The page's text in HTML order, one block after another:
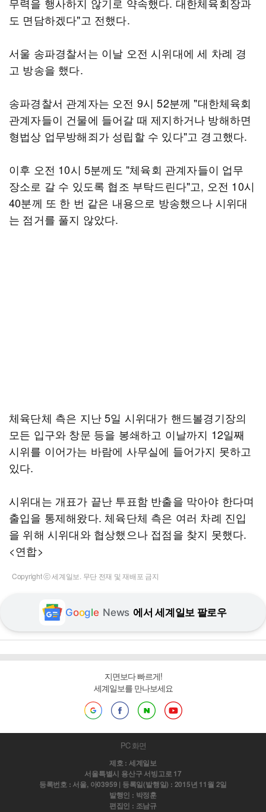
도 면담하겠다"고 전했다.
서울 송파경찰서는 이날 오전 시위대에 세 차례 경
고 방송을 했다.
송파경찰서 관계자는 오전 9시 52분께 "대한체육회
관계자들이 건물에 들어갈 때 제지하거나 방해하면
형법상 업무방해죄가 성립할 수 있다"고 경고했다.
이후 오전 10시 5분께도 "체육회 관계자들이 업무
장소로 갈 수 있도록 협조 부탁드린다"고, 오전 10시
40분께 또 한 번 같은 내용으로 방송했으나 시위대
는 점거를 풀지 않았다.
체육단체 측은 지난 5일 시위대가 핸드볼경기장의
모든 입구와 창문 등을 봉쇄하고 이날까지 12일째
시위를 이어가는 바람에 사무실에 들어가지 못하고
있다.
시위대는 개표가 끝난 투표함 반출을 막아야 한다며
출입을 통제해왔다. 체육단체 측은 여러 차례 진입
을 위해 시위대와 협상했으나 접점을 찾지 못했다.
<연합>
Copyright ⓒ 세계일보. 무단 전재 및 재배포 금지
Google News 에서 세계일보 팔로우
지면보다 빠르게!
세계일보를 만나보세요
PC 화면
제호 : 세계일보
서울특별시 용산구 서빙고로 17
등록번호 : 서울, 아03959 | 등록일(발행일) : 2015년 11월 2일
발행인 : 박정훈
편집인 : 조남규